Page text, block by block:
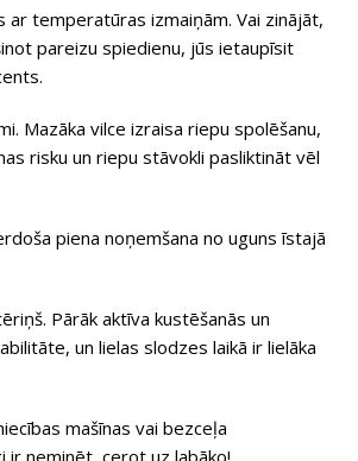
temperatūras izmaiņām. Vai zinājāt,
pareizu spiedienu, jūs ietaupīsit
Mazāka vilce izraisa riepu spolēšanu,
risku un riepu stāvokli pasliktināt vēl
piena noņemšana no uguns īstajā
Pārāk aktīva kustēšanās un
un lielas slodzes laikā ir lielāka
mašīnas vai bezceļa
neminēt, cerot uz labāko!